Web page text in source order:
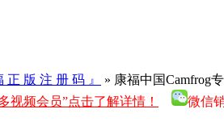
正 版 注 册 码 』
» 康福中国Camfrog
视频会员”点击了解详情！
微信